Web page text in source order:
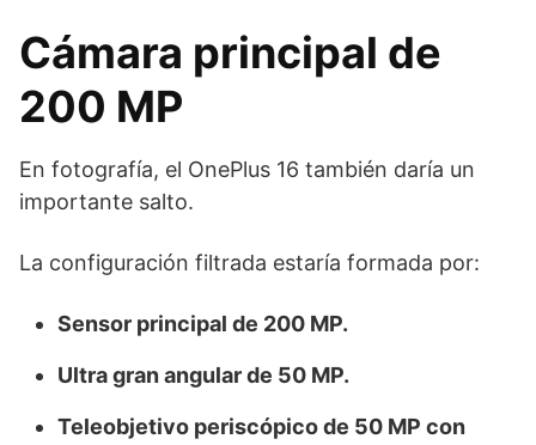
Cámara principal de
200 MP
En fotografía, el OnePlus 16 también daría un
importante salto.
La configuración filtrada estaría formada por:
Sensor principal de 200 MP.
Ultra gran angular de 50 MP.
Teleobjetivo periscópico de 50 MP con